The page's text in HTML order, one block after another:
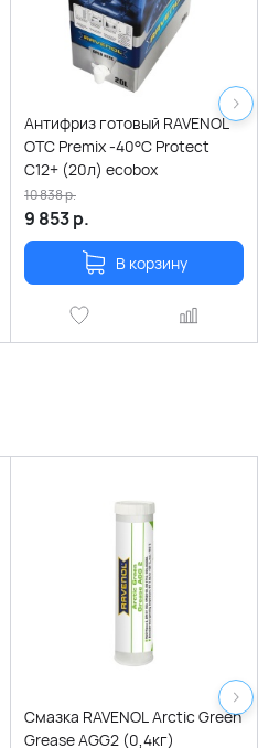
Антифриз готовый RAVENOL
OTC Premix -40°C Protect
C12+ (20л) ecobox
9 853р.
10 838р.
В корзину
Смазка RAVENOL Arctic Green
Grease AGG2 (0,4кг)